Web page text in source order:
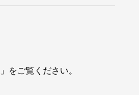
」をご覧ください。